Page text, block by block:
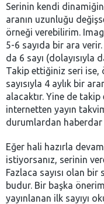
Serinin kendi
aranın uzunluğu
örneği verebilirim.
5-6 sayıda bir ara
da 6 sayı (dolayısıyla
Takip ettiğiniz seri ise,
sayısıyla 4 aylık bir
alacaktır. Yine de
internetten yayın
durumlardan haberdar
Eğer hali hazırla
istiyorsanız, serinin
Fazlaca sayısı olan
budur. Bir başka
yayınlanan ilk sayıyı